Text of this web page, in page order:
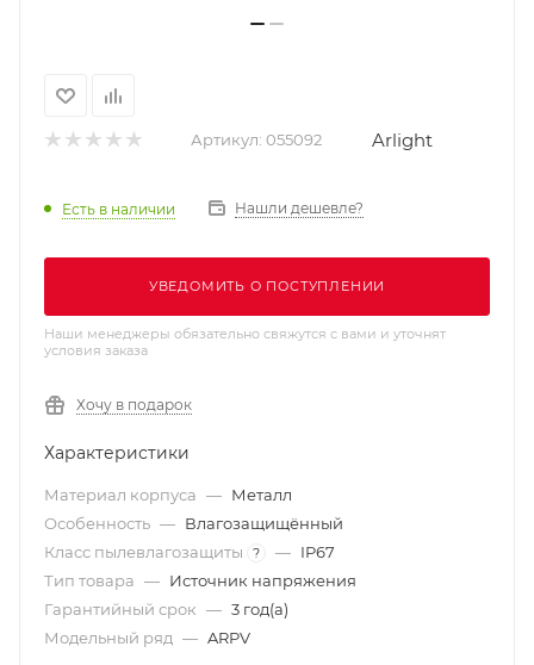
Артикул: 055092 Arlight
Есть в наличии Нашли дешевле?
УВЕДОМИТЬ О ПОСТУПЛЕНИИ
Наши менеджеры обязательно свяжутся с вами и уточнят
условия заказа
Хочу в подарок
Характеристики
Материал корпуса — Металл
Особенность — Влагозащищённый
Класс пылевлагозащиты
? — IP67
Тип товара — Источник напряжения
Гарантийный срок — 3 год(а)
Модельный ряд — ARPV